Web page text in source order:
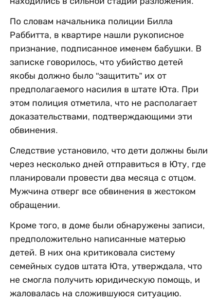
По словам начальника полиции Билла
Раббитта, в квартире нашли рукописное
признание, подписанное именем бабушки. В
записке говорилось, что убийство детей
якобы должно было "защитить” их от
предполагаемого насилия в штате Юта. При
этом полиция отметила, что не располагает
доказательствами, подтверждающими эти
обвинения.
Следствие установило, что дети должны были
через несколько дней отправиться в Юту, где
планировали провести два месяца с отцом.
Мужчина отверг все обвинения в жестоком
обращении.
Кроме того, в доме были обнаружены записи,
предположительно написанные матерью
детей. В них она критиковала систему
семейных судов штата Юта, утверждала, что
не смогла получить юридическую помощь, и
жаловалась на сложившуюся ситуацию.